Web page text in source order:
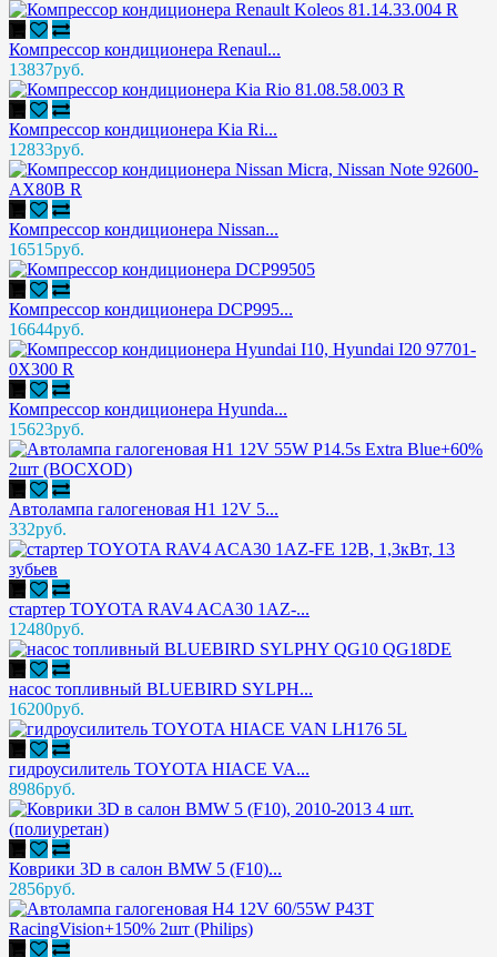
Компрессор кондиционера Renaul...
13837руб.
Компрессор кондиционера Kia Ri...
12833руб.
Компрессор кондиционера Nissan...
16515руб.
Компрессор кондиционера DCP995...
16644руб.
Компрессор кондиционера Hyunda...
15623руб.
Автолампа галогеновая H1 12V 5...
332руб.
стартер TOYOTA RAV4 ACA30 1AZ-...
12480руб.
насос топливный BLUEBIRD SYLPH...
16200руб.
гидроусилитель TOYOTA HIACE VA...
8986руб.
Коврики 3D в салон BMW 5 (F10)...
2856руб.